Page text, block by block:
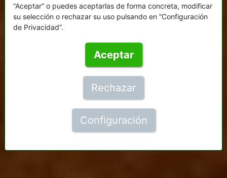
“Aceptar” o puedes aceptarlas de forma concreta, modificar
su selección o rechazar su uso pulsando en “Configuración
de Privacidad”.
Aceptar
Rechazar
Configuración